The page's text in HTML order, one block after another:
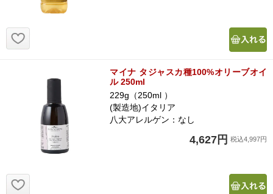
マイナ タジャスカ種100%オリーブオイ
ル 250ml
229g（250ml ）
(製造地)イタリア
八大アレルゲン：なし
4,627円 税込4,997円